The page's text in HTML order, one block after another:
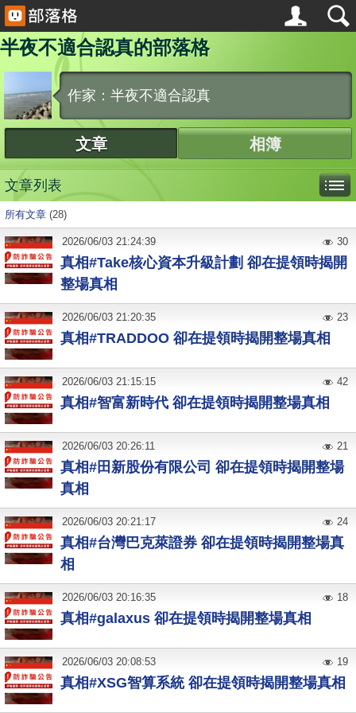
半夜不適合認真的部落格
作家：半夜不適合認真
文章 相簿
文章列表
所有文章 (28)
真相#Take核心資本升級計劃 卻在提領時揭開
整場真相
2026/06/03 21:24:39 30
真相#TRADDOO 卻在提領時揭開整場真相
2026/06/03 21:20:35 23
真相#智富新時代 卻在提領時揭開整場真相
2026/06/03 21:15:15 42
真相#田新股份有限公司 卻在提領時揭開整場
真相
2026/06/03 20:26:11 21
真相#台灣巴克萊證券 卻在提領時揭開整場真
相
2026/06/03 20:21:17 24
真相#galaxus 卻在提領時揭開整場真相
2026/06/03 20:16:35 18
真相#XSG智算系統 卻在提領時揭開整場真相
2026/06/03 20:08:53 19